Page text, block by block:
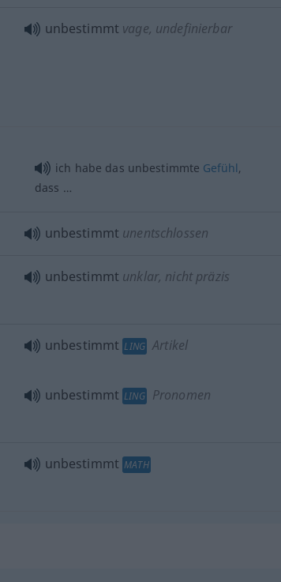
unbestimmt vage, undefinierbar
ich habe das unbestimmte Gefühl,
dass …
unbestimmt unentschlossen
unbestimmt unklar, nicht präzis
unbestimmt LING Artikel
unbestimmt LING Pronomen
unbestimmt MATH